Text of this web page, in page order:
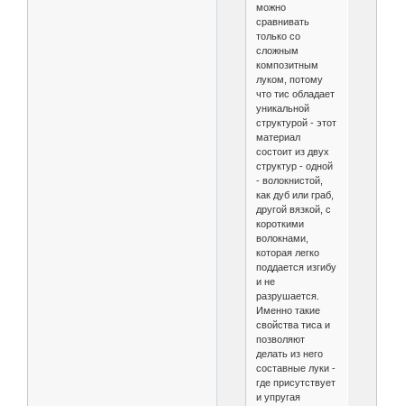
можно
сравнивать
только со
сложным
композитным
луком, потому
что тис обладает
уникальной
структурой - этот
материал
состоит из двух
структур - одной
- волокнистой,
как дуб или граб,
другой вязкой, с
короткими
волокнами,
которая легко
поддается изгибу
и не
разрушается.
Именно такие
свойства тиса и
позволяют
делать из него
составные луки -
где присутствует
и упругая